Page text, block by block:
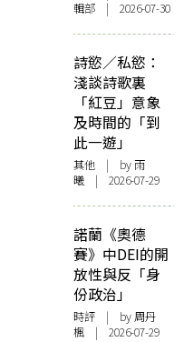
輯部 | 2026-07-30
詩慾／私慾：
淺談詩歌裏
「紅豆」意象
及時間的「到
此一遊」
其他 | by 雨
曦 | 2026-07-29
諾蘭《奧德
賽》中DEI的開
放性與反「身
份政治」
時評 | by周丹
楓 | 2026-07-29